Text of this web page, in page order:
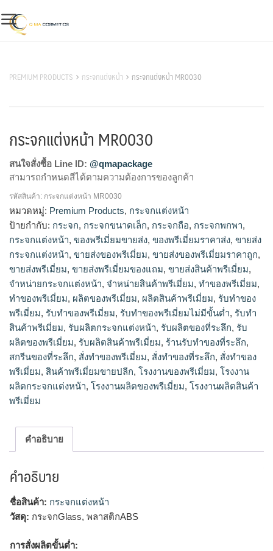
to
content
PREMIUM PRODUCTS กระจกแต่งหน้า กระจกแต่งหน้า MR0030
กระจกแต่งหน้า MR0030
สนใจสั่งซื้อ Line ID: @qmapackage
สามารถกำหนดสีได้ตามความต้องการของลูกค้า
กระจก, กระจกขนาดเล็ก, กระจกถือ, กระจกพกพา, กระจกแต่ง
หน้า, ของพรีเมี่ยมขายส่ง, ของพรีเมี่ยมราคาส่ง, ขายส่งกระจกแต่ง
หน้า, ขายส่งของพรีเมี่ยม, ขายส่งของพรีเมี่ยมราคาถูก, ขายส่งพรี
เมี่ยม, ขายส่งพรีเมี่ยมของแถม, ขายส่งสินค้าพรีเมี่ยม, จำหน่าย
กระจกแต่งหน้า, จำหน่ายสินค้าพรีเมี่ยม, ทำของพรีเมี่ยม, ทําของ
พรีเมี่ยม, ผลิตของพรีเมี่ยม, ผลิตสินค้าพรีเมี่ยม, รับทำของพรีเมี่ยม,
รับทําของพรีเมี่ยม, รับทําของพรีเมี่ยมไม่มีขั้นต่ำ, รับทําสินค้าพรีเมี่
ยม, รับผลิตกระจกแต่งหน้า, รับผลิตของที่ระลึก, รับผลิตของพรีเมี่
ยม, รับผลิตสินค้าพรีเมี่ยม, ร้านรับทําของที่ระลึก, สกรีนของที่
ระลึก, สั่งทำของพรีเมี่ยม, สั่งทําของที่ระลึก, สั่งทําของพรีเมี่ยม, สิน
ค้าพรีเมี่ยมขายปลีก, โรงงานของพรีเมี่ยม, โรงงานผลิตกระจกแต่ง
หน้า, โรงงานผลิตของพรีเมี่ยม, โรงงานผลิตสินค้าพรีเมี่ยม
รหัสสินค้า: กระจกแต่งหน้า MR0030
หมวดหมู่: Premium Products, กระจกแต่งหน้า
ป้ายกำกับ: กระจก, กระจกขนาดเล็ก, กระจกถือ, กระจกพกพา,
กระจกแต่งหน้า, ของพรีเมี่ยมขายส่ง, ของพรีเมี่ยมราคาส่ง, ขายส่ง
กระจกแต่งหน้า, ขายส่งของพรีเมี่ยม, ขายส่งของพรีเมี่ยมราคาถูก,
ขายส่งพรีเมี่ยม, ขายส่งพรีเมี่ยมของแถม, ขายส่งสินค้าพรีเมี่ยม,
จำหน่ายกระจกแต่งหน้า, จำหน่ายสินค้าพรีเมี่ยม, ทำของพรีเมี่ยม,
ทําของพรีเมี่ยม, ผลิตของพรีเมี่ยม, ผลิตสินค้าพรีเมี่ยม, รับทำของ
พรีเมี่ยม, รับทําของพรีเมี่ยม, รับทําของพรีเมี่ยมไม่มีขั้นต่ำ, รับทํา
สินค้าพรีเมี่ยม, รับผลิตกระจกแต่งหน้า, รับผลิตของที่ระลึก, รับ
ผลิตของพรีเมี่ยม, รับผลิตสินค้าพรีเมี่ยม, ร้านรับทําของที่ระลึก,
สกรีนของที่ระลึก, สั่งทำของพรีเมี่ยม, สั่งทําของที่ระลึก, สั่งทําของ
พรีเมี่ยม, สินค้าพรีเมี่ยมขายปลีก, โรงงานของพรีเมี่ยม, โรงงาน
ผลิตกระจกแต่งหน้า, โรงงานผลิตของพรีเมี่ยม, โรงงานผลิตสินค้า
พรีเมี่ยม
คำอธิบาย
คำอธิบาย
ชื่อสินค้า: กระจกแต่งหน้า
วัสดุ: กระจกGlass, พลาสติกABS
การสั่งผลิตขั้นต่ำ: